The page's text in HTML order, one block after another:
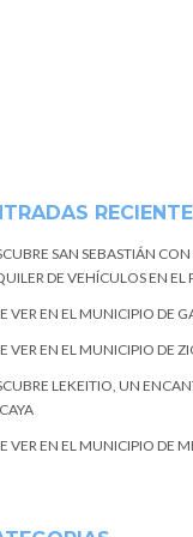
SAN SEBASTIÁN
DE VEHÍCULOS EN EL
VER EN EL MUNICIPIO DE
VER EN EL MUNICIPIO DE
LEKEITIO, UN
VER EN EL MUNICIPIO DE